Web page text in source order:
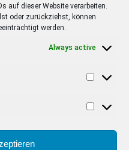
auf dieser Website verarbeiten.
oder zurückziehst, können
werden.
Always active
Moderatorin
Sie Spaß?”